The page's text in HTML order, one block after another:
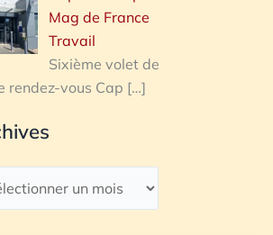
Mag de France
Travail
Sixième volet de
rendez-vous Cap […]